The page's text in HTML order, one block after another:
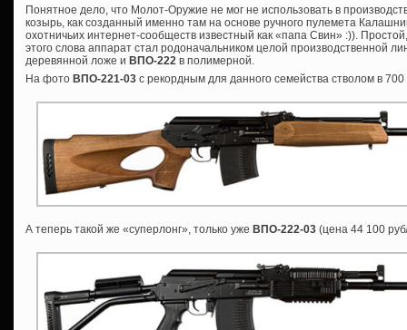
Понятное дело, что Молот-Оружие не мог не использовать в
козырь, как созданный именно там на основе ручного пулемета
охотничьих интернет-сообществ известный как «папа Свин» :)).
этого слова аппарат стал родоначальником целой производственной
деревянной ложе и ВПО-222 в полимерной.
На фото ВПО-221-03 с рекордным для данного семейства стволом в
А теперь такой же «суперлонг», только уже ВПО-222-03 (цена 44 100